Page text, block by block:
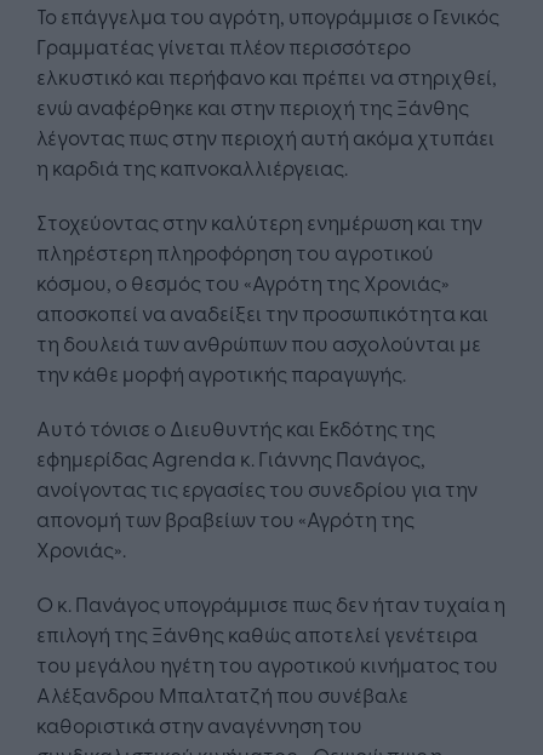
Το επάγγελμα του αγρότη, υπογράμμισε ο Γενικός
Γραμματέας γίνεται πλέον περισσότερο
ελκυστικό και περήφανο και πρέπει να στηριχθεί,
ενώ αναφέρθηκε και στην περιοχή της Ξάνθης
λέγοντας πως στην περιοχή αυτή ακόμα χτυπάει
η καρδιά της καπνοκαλλιέργειας.
Στοχεύοντας στην καλύτερη ενημέρωση και την
πληρέστερη πληροφόρηση του αγροτικού
κόσμου, ο θεσμός του «Αγρότη της Χρονιάς»
αποσκοπεί να αναδείξει την προσωπικότητα και
τη δουλειά των ανθρώπων που ασχολούνται με
την κάθε μορφή αγροτικής παραγωγής.
Αυτό τόνισε ο Διευθυντής και Εκδότης της
εφημερίδας Agrenda κ. Γιάννης Πανάγος,
ανοίγοντας τις εργασίες του συνεδρίου για την
απονομή των βραβείων του «Αγρότη της
Χρονιάς».
Ο κ. Πανάγος υπογράμμισε πως δεν ήταν τυχαία η
επιλογή της Ξάνθης καθώς αποτελεί γενέτειρα
του μεγάλου ηγέτη του αγροτικού κινήματος του
Αλέξανδρου Μπαλτατζή που συνέβαλε
καθοριστικά στην αναγέννηση του